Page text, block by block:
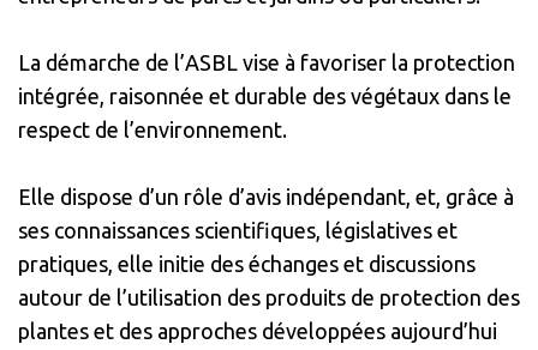
La démarche de l’ASBL vise à favoriser la protection
intégrée, raisonnée et durable des végétaux dans le
respect de l’environnement.
Elle dispose d’un rôle d’avis indépendant, et, grâce à
ses connaissances scientifiques, législatives et
pratiques, elle initie des échanges et discussions
autour de l’utilisation des produits de protection des
plantes et des approches développées aujourd’hui